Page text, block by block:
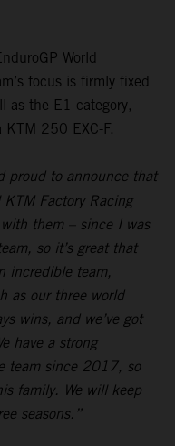
World
focus is firmly fixed
as the E1 category,
KTM 250 EXC-F.
proud to announce that
Factory Racing
them – since I was
so it’s great that
incredible team,
as our three world
wins, and we’ve got
have a strong
team since 2017, so
family. We will keep
seasons.”